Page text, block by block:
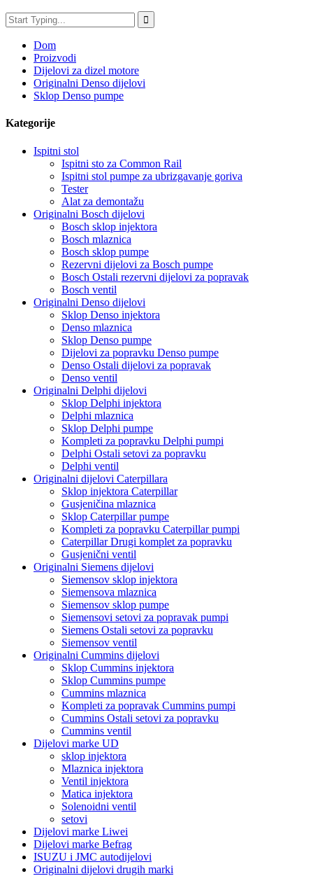
Dom
Proizvodi
Dijelovi za dizel motore
Originalni Denso dijelovi
Sklop Denso pumpe
Kategorije
Ispitni stol
Ispitni sto za Common Rail
Ispitni stol pumpe za ubrizgavanje goriva
Tester
Alat za demontažu
Originalni Bosch dijelovi
Bosch sklop injektora
Bosch mlaznica
Bosch sklop pumpe
Rezervni dijelovi za Bosch pumpe
Bosch Ostali rezervni dijelovi za popravak
Bosch ventil
Originalni Denso dijelovi
Sklop Denso injektora
Denso mlaznica
Sklop Denso pumpe
Dijelovi za popravku Denso pumpe
Denso Ostali dijelovi za popravak
Denso ventil
Originalni Delphi dijelovi
Sklop Delphi injektora
Delphi mlaznica
Sklop Delphi pumpe
Kompleti za popravku Delphi pumpi
Delphi Ostali setovi za popravku
Delphi ventil
Originalni dijelovi Caterpillara
Sklop injektora Caterpillar
Gusjeničina mlaznica
Sklop Caterpillar pumpe
Kompleti za popravku Caterpillar pumpi
Caterpillar Drugi komplet za popravku
Gusjenični ventil
Originalni Siemens dijelovi
Siemensov sklop injektora
Siemensova mlaznica
Siemensov sklop pumpe
Siemensovi setovi za popravak pumpi
Siemens Ostali setovi za popravku
Siemensov ventil
Originalni Cummins dijelovi
Sklop Cummins injektora
Sklop Cummins pumpe
Cummins mlaznica
Kompleti za popravak Cummins pumpi
Cummins Ostali setovi za popravku
Cummins ventil
Dijelovi marke UD
sklop injektora
Mlaznica injektora
Ventil injektora
Matica injektora
Solenoidni ventil
setovi
Dijelovi marke Liwei
Dijelovi marke Befrag
ISUZU i JMC autodijelovi
Originalni dijelovi drugih marki